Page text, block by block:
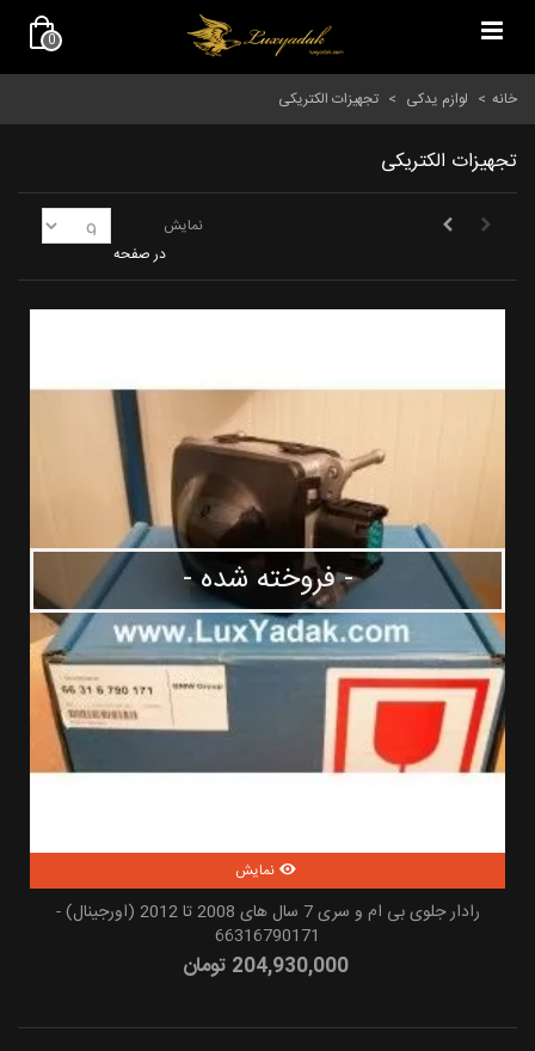
0
خانه > لوازم یدکی > تجهیزات الکتریکی
تجهیزات الکتریکی
نمایش
در صفحه
- فروخته شده -
نمایش
رادار جلوی بی ام و سری 7 سال های 2008 تا 2012 (اورجینال) -
66316790171
204,930,000 تومان